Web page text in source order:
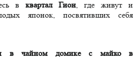
в квартал Гион , где живут и
японок, посвятивших себя
в чайном домике с майко в